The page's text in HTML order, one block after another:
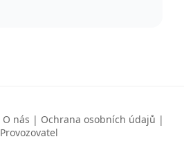
O nás | Ochrana osobních údajů |
Provozovatel